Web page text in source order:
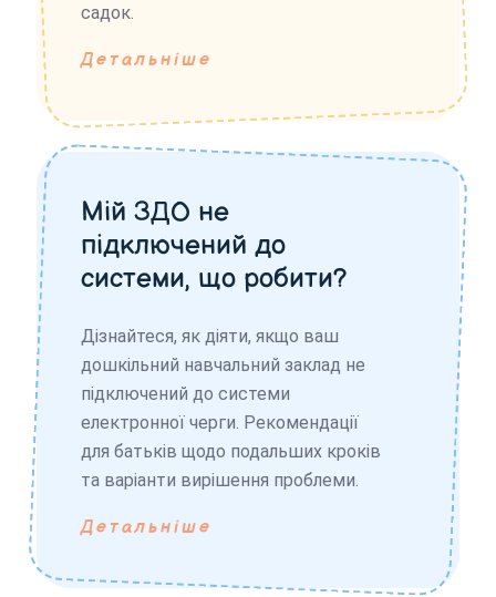
садок.
Детальніше
Мій ЗДО не
підключений до
системи, що робити?
Дізнайтеся, як діяти, якщо ваш
дошкільний навчальний заклад не
підключений до системи
електронної черги. Рекомендації
для батьків щодо подальших кроків
та варіанти вирішення проблеми.
Детальніше